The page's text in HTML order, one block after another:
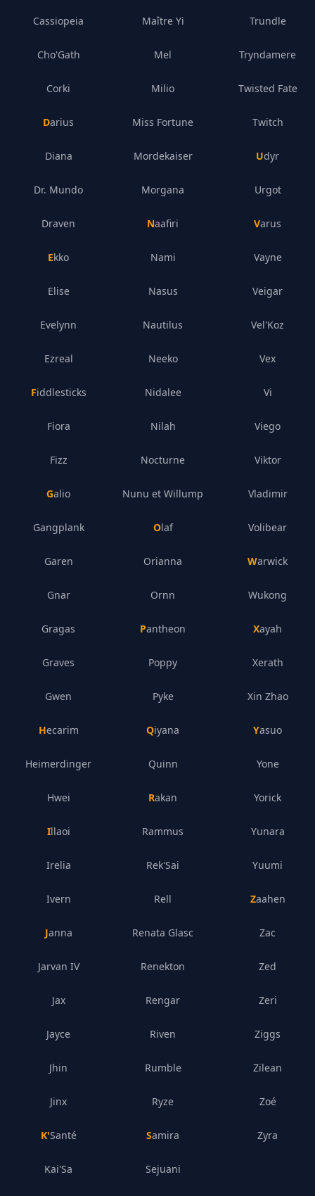
Cassiopeia
Cho'Gath
Corki
Darius
Diana
Dr. Mundo
Draven
Ekko
Elise
Evelynn
Ezreal
Fiddlesticks
Fiora
Fizz
Galio
Gangplank
Garen
Gnar
Gragas
Graves
Gwen
Hecarim
Heimerdinger
Hwei
Illaoi
Irelia
Ivern
Janna
Jarvan IV
Jax
Jayce
Jhin
Jinx
K'Santé
Kai'Sa
Maître Yi
Mel
Milio
Miss Fortune
Mordekaiser
Morgana
Naafiri
Nami
Nasus
Nautilus
Neeko
Nidalee
Nilah
Nocturne
Nunu et Willump
Olaf
Orianna
Ornn
Pantheon
Poppy
Pyke
Qiyana
Quinn
Rakan
Rammus
Rek'Sai
Rell
Renata Glasc
Renekton
Rengar
Riven
Rumble
Ryze
Samira
Sejuani
Trundle
Tryndamere
Twisted Fate
Twitch
Udyr
Urgot
Varus
Vayne
Veigar
Vel'Koz
Vex
Vi
Viego
Viktor
Vladimir
Volibear
Warwick
Wukong
Xayah
Xerath
Xin Zhao
Yasuo
Yone
Yorick
Yunara
Yuumi
Zaahen
Zac
Zed
Zeri
Ziggs
Zilean
Zoé
Zyra